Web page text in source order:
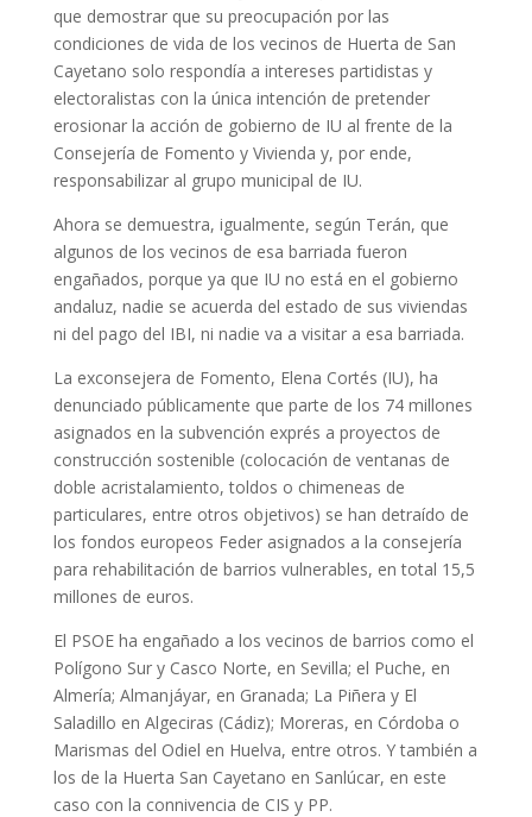
que demostrar que su preocupación por las
condiciones de vida de los vecinos de Huerta de San
Cayetano solo respondía a intereses partidistas y
electoralistas con la única intención de pretender
erosionar la acción de gobierno de IU al frente de la
Consejería de Fomento y Vivienda y, por ende,
responsabilizar al grupo municipal de IU.
Ahora se demuestra, igualmente, según Terán, que
algunos de los vecinos de esa barriada fueron
engañados, porque ya que IU no está en el gobierno
andaluz, nadie se acuerda del estado de sus viviendas
ni del pago del IBI, ni nadie va a visitar a esa barriada.
La exconsejera de Fomento, Elena Cortés (IU), ha
denunciado públicamente que parte de los 74 millones
asignados en la subvención exprés a proyectos de
construcción sostenible (colocación de ventanas de
doble acristalamiento, toldos o chimeneas de
particulares, entre otros objetivos) se han detraído de
los fondos europeos Feder asignados a la consejería
para rehabilitación de barrios vulnerables, en total 15,5
millones de euros.
El PSOE ha engañado a los vecinos de barrios como el
Polígono Sur y Casco Norte, en Sevilla; el Puche, en
Almería; Almanjáyar, en Granada; La Piñera y El
Saladillo en Algeciras (Cádiz); Moreras, en Córdoba o
Marismas del Odiel en Huelva, entre otros. Y también a
los de la Huerta San Cayetano en Sanlúcar, en este
caso con la connivencia de CIS y PP.